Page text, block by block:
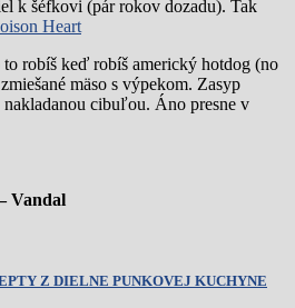
k šéfkovi (pár rokov dozadu). Tak
Heart
robíš keď robíš americký hotdog (no
mäso s výpekom. Zasyp
cibuľou. Áno presne v
Vandal
Z DIELNE PUNKOVEJ KUCHYNE